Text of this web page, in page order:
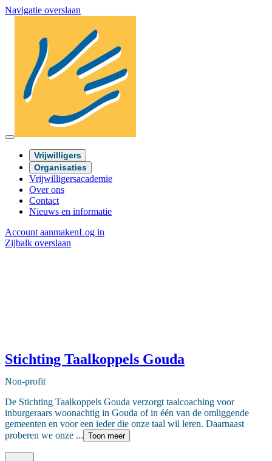
Navigatie overslaan
Vrijwilligers
Organisaties
Vrijwilligersacademie
Over ons
Contact
Nieuws en informatie
Account aanmakenLog in
Zijbalk overslaan
Stichting Taalkoppels Gouda
Non-profit
De Stichting Taalkoppels Gouda verzorgt taalcoaching voor
inburgeraars woonachtig in Gouda of in één van de omliggende
gemeenten en voor een ieder die onze taal wil leren. Daarnaast
proberen we onze ... Toon meer